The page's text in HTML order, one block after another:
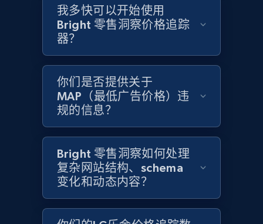
URL, Domain, Country code, Model number,
Sku, Product id, Product name, Manufacturer,
and more.
Home Depot US - Discover products by
specified URL
URL, Domain, Country code, Model number,
Sku, Product id, Product name, Manufacturer,
and more.
2.1K+ 立即开始
我多快可以开始使用
Bright 零售洞察价格追踪
器？
你们是否提供关于
MAP（最低广告价格）违
规的信息？
Bright 零售洞察如何处理
复杂网站结构、schema
变化和动态内容？